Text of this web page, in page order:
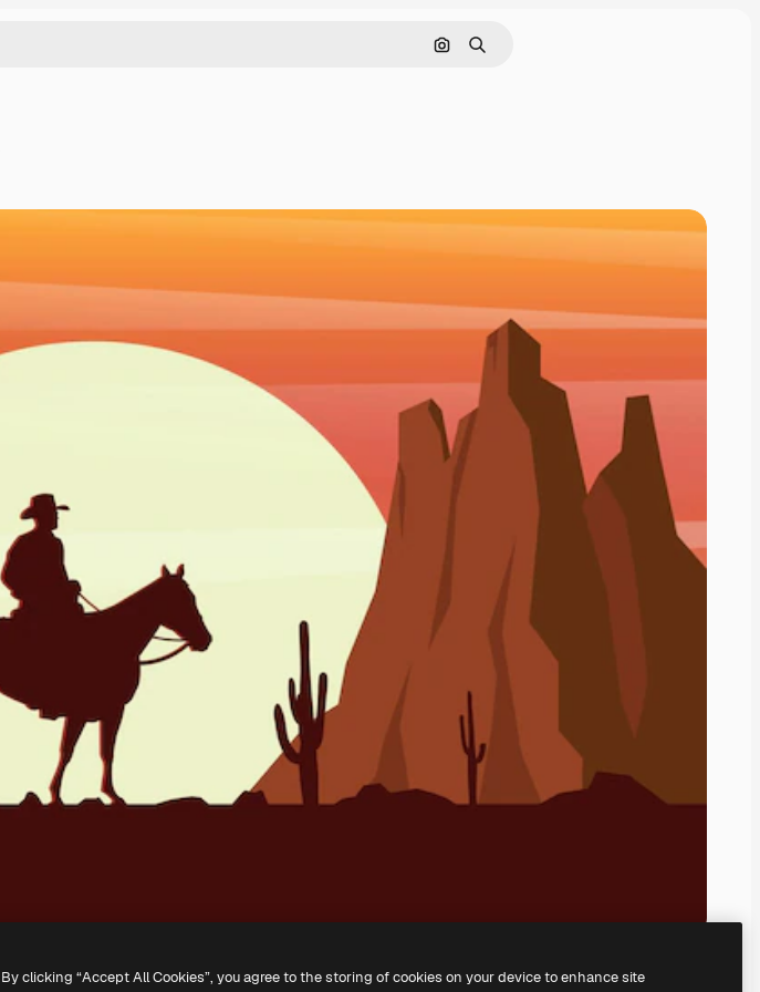
Pesquisar por imagem
Buscar
By clicking “Accept All Cookies”, you agree to the storing of cookies on your device to enhance site